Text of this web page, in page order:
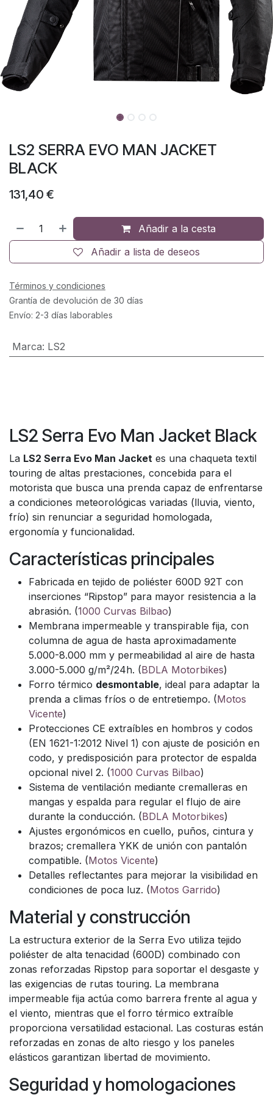
LS2 SERRA EVO MAN JACKET
BLACK
131,40 €
Añadir a la cesta
Añadir a lista de deseos
Términos y condiciones
Grantía de devolución de 30 días
Envío: 2-3 días laborables
Marca: LS2
LS2 Serra Evo Man Jacket Black
La LS2 Serra Evo Man Jacket es una chaqueta textil
touring de altas prestaciones, concebida para el
motorista que busca una prenda capaz de enfrentarse
a condiciones meteorológicas variadas (lluvia, viento,
frío) sin renunciar a seguridad homologada,
ergonomía y funcionalidad.
Características principales
Fabricada en tejido de poliéster 600D 92T con
inserciones “Ripstop” para mayor resistencia a la
abrasión. (1000 Curvas Bilbao)
Membrana impermeable y transpirable fija, con
columna de agua de hasta aproximadamente
5.000-8.000 mm y permeabilidad al aire de hasta
3.000-5.000 g/m²/24h. (BDLA Motorbikes)
Forro térmico desmontable, ideal para adaptar la
prenda a climas fríos o de entretiempo. (Motos
Vicente)
Protecciones CE extraíbles en hombros y codos
(EN 1621-1:2012 Nivel 1) con ajuste de posición en
codo, y predisposición para protector de espalda
opcional nivel 2. (1000 Curvas Bilbao)
Sistema de ventilación mediante cremalleras en
mangas y espalda para regular el flujo de aire
durante la conducción. (BDLA Motorbikes)
Ajustes ergonómicos en cuello, puños, cintura y
brazos; cremallera YKK de unión con pantalón
compatible. (Motos Vicente)
Detalles reflectantes para mejorar la visibilidad en
condiciones de poca luz. (Motos Garrido)
Material y construcción
La estructura exterior de la Serra Evo utiliza tejido
poliéster de alta tenacidad (600D) combinado con
zonas reforzadas Ripstop para soportar el desgaste y
las exigencias de rutas touring. La membrana
impermeable fija actúa como barrera frente al agua y
el viento, mientras que el forro térmico extraíble
proporciona versatilidad estacional. Las costuras están
reforzadas en zonas de alto riesgo y los paneles
elásticos garantizan libertad de movimiento.
Seguridad y homologaciones